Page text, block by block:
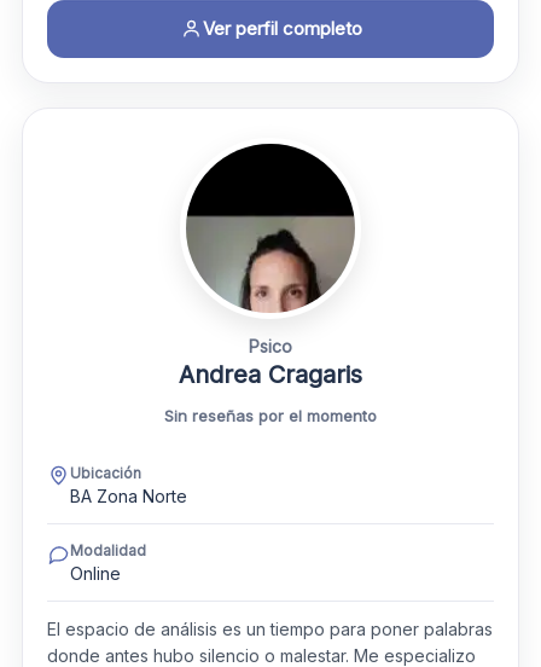
Ver perfil completo
Psico
Andrea Cragaris
Sin reseñas por el momento
Ubicación
BA Zona Norte
Modalidad
Online
El espacio de análisis es un tiempo para poner palabras
donde antes hubo silencio o malestar. Me especializo